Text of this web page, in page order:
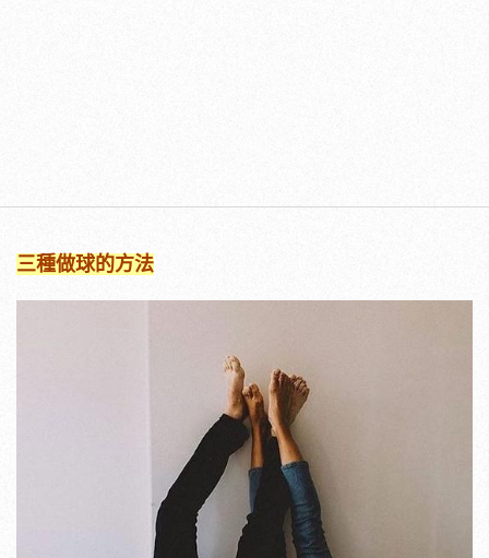
三種做球的方法